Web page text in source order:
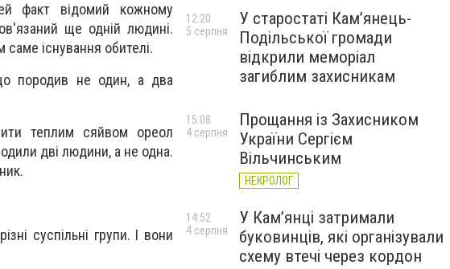
факт відомий кожному
ще одній людині.
існування обителі.
породив не один, а два
теплим сяйвом ореол
дві людини, а не одна.
суспільні групи. І вони
У старостаті Кам’янець-
Подільської громади
відкрили меморіал
загиблим захисникам
12:20
5 серпня
Прощання із Захисником
України Сергієм
Вільчинським
НЕКРОЛОГ
15:08
4 серпня
У Кам’янці затримали
буковинців, які організували
схему втечі через кордон
14:52
4 серпня